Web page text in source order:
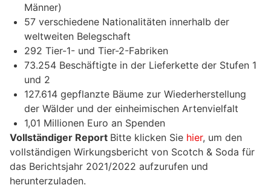
Männer)
57 verschiedene Nationalitäten innerhalb der
weltweiten Belegschaft
292 Tier-1- und Tier-2-Fabriken
73.254 Beschäftigte in der Lieferkette der Stufen 1
und 2
127.614 gepflanzte Bäume zur Wiederherstellung
der Wälder und der einheimischen Artenvielfalt
1,01 Millionen Euro an Spenden
Vollständiger Report Bitte klicken Sie hier, um den
vollständigen Wirkungsbericht von Scotch & Soda für
das Berichtsjahr 2021/2022 aufzurufen und
herunterzuladen.